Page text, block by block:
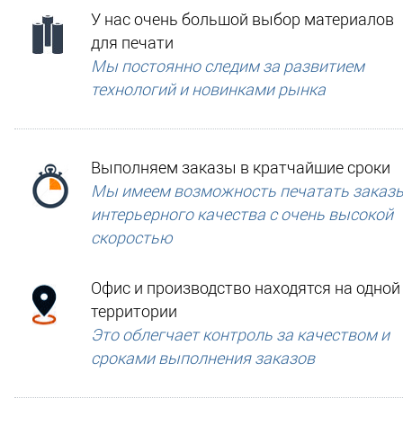
У нас очень большой выбор материалов
для печати
Мы постоянно следим за развитием
технологий и новинками рынка
Выполняем заказы в кратчайшие сроки
Мы имеем возможность печатать
интерьерного качества с очень высокой
скоростью
Офис и производство находятся на одной
территории
Это облегчает контроль за качеством и
сроками выполнения заказов